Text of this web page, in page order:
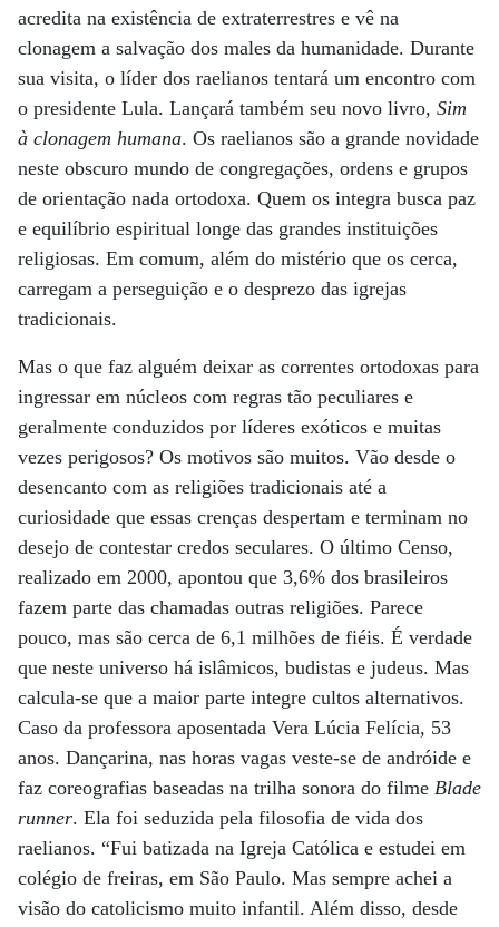
acredita na existência de extraterrestres e vê na
clonagem a salvação dos males da humanidade. Durante
sua visita, o líder dos raelianos tentará um encontro com
o presidente Lula. Lançará também seu novo livro, Sim
à clonagem humana. Os raelianos são a grande novidade
neste obscuro mundo de congregações, ordens e grupos
de orientação nada ortodoxa. Quem os integra busca paz
e equilíbrio espiritual longe das grandes instituições
religiosas. Em comum, além do mistério que os cerca,
carregam a perseguição e o desprezo das igrejas
tradicionais.
Mas o que faz alguém deixar as correntes ortodoxas para
ingressar em núcleos com regras tão peculiares e
geralmente conduzidos por líderes exóticos e muitas
vezes perigosos? Os motivos são muitos. Vão desde o
desencanto com as religiões tradicionais até a
curiosidade que essas crenças despertam e terminam no
desejo de contestar credos seculares. O último Censo,
realizado em 2000, apontou que 3,6% dos brasileiros
fazem parte das chamadas outras religiões. Parece
pouco, mas são cerca de 6,1 milhões de fiéis. É verdade
que neste universo há islâmicos, budistas e judeus. Mas
calcula-se que a maior parte integre cultos alternativos.
Caso da professora aposentada Vera Lúcia Felícia, 53
anos. Dançarina, nas horas vagas veste-se de andróide e
faz coreografias baseadas na trilha sonora do filme Blade
runner. Ela foi seduzida pela filosofia de vida dos
raelianos. “Fui batizada na Igreja Católica e estudei em
colégio de freiras, em São Paulo. Mas sempre achei a
visão do catolicismo muito infantil. Além disso, desde